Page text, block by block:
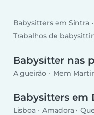
Babysitters em Sintra
Trabalhos de
Babysitter nas
Algueirão Mem
Babysitters em
Lisboa Amadora